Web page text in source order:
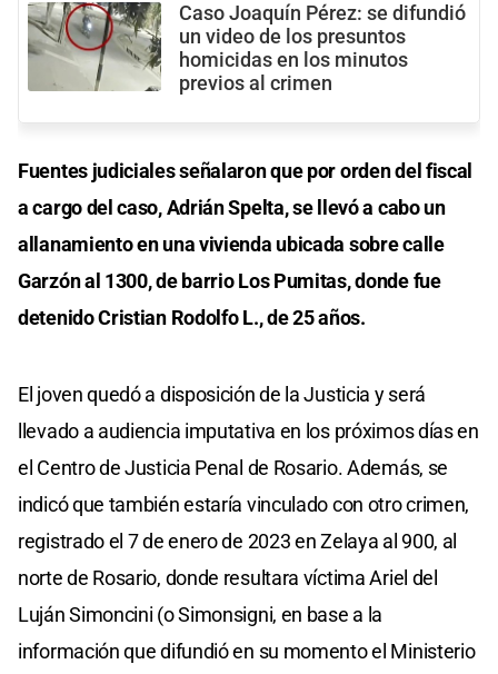
Caso Joaquín Pérez: se difundió
un video de los presuntos
homicidas en los minutos
previos al crimen
Fuentes judiciales señalaron que por orden del fiscal
a cargo del caso, Adrián Spelta, se llevó a cabo un
allanamiento en una vivienda ubicada sobre calle
Garzón al 1300, de barrio Los Pumitas, donde fue
detenido Cristian Rodolfo L., de 25 años.
El joven quedó a disposición de la Justicia y será
llevado a audiencia imputativa en los próximos días en
el Centro de Justicia Penal de Rosario. Además, se
indicó que también estaría vinculado con otro crimen,
registrado el 7 de enero de 2023 en Zelaya al 900, al
norte de Rosario, donde resultara víctima Ariel del
Luján Simoncini (o Simonsigni, en base a la
información que difundió en su momento el Ministerio